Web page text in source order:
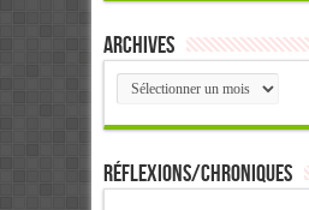
Archives
Archives
Réflexions/Chroniques